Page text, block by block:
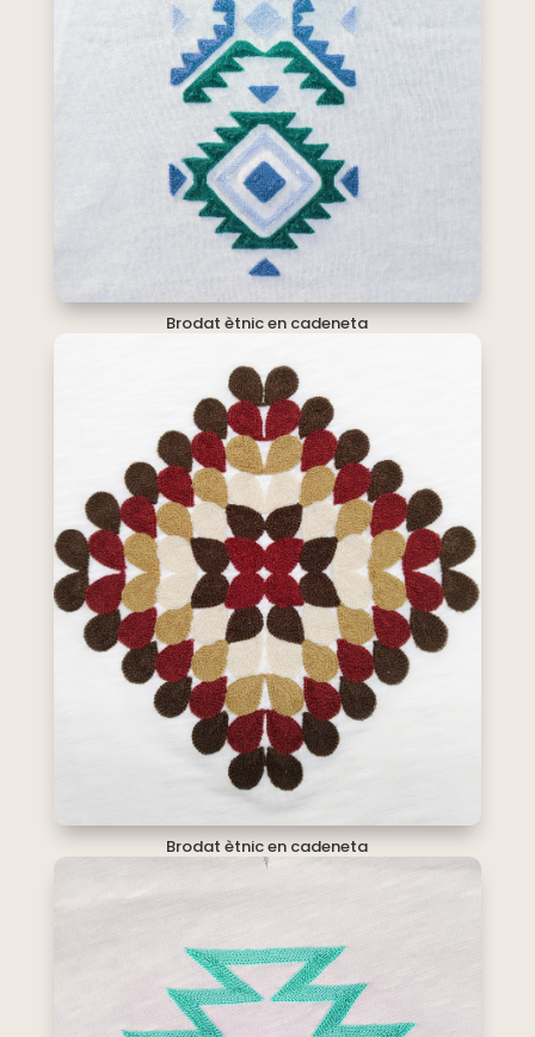
Brodat ètnic en cadeneta
Brodat ètnic en cadeneta